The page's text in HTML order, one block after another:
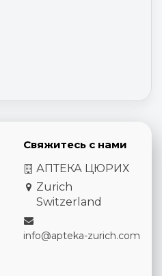
Свяжитесь с нами
АПТЕКА ЦЮРИХ
Zurich
Switzerland
info@apteka-zurich.com